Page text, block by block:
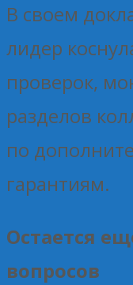
В своем
лидер
проверок,
разделов
по
гарантиям.
Остается
вопросов